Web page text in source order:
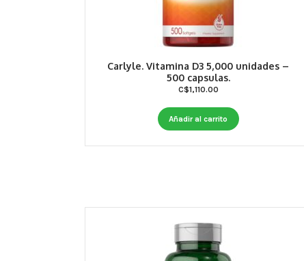
Carlyle. Vitamina D3 5,000 unidades –
500 capsulas.
C$1,110.00
Añadir al carrito